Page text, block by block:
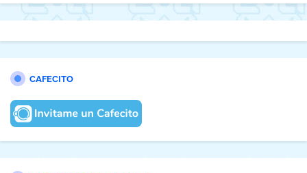
CAFECITO